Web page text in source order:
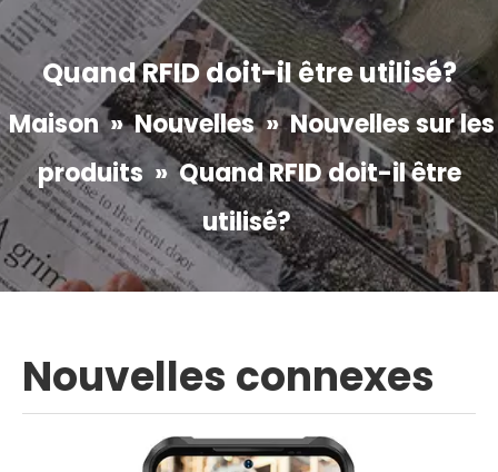
Quand RFID doit-il être utilisé?
Maison »Nouvelles »Nouvelles sur les
produits » Quand RFID doit-il être
utilisé?
Nouvelles connexes